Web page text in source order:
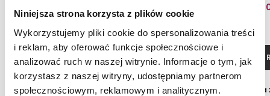
Niniejsza strona korzysta z plików cookie
Wykorzystujemy pliki cookie do spersonalizowania treści
i reklam, aby oferować funkcje społecznościowe i
analizować ruch w naszej witrynie. Informacje o tym, jak
korzystasz z naszej witryny, udostępniamy partnerom
społecznościowym, reklamowym i analitycznym.
ZOBACZ PRODUKT
Dostępność:na zamówienie
1
ZOBACZ
Dostępność: